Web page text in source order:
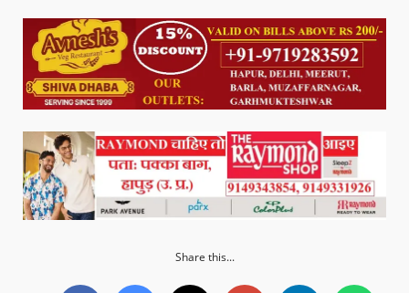
Share this...